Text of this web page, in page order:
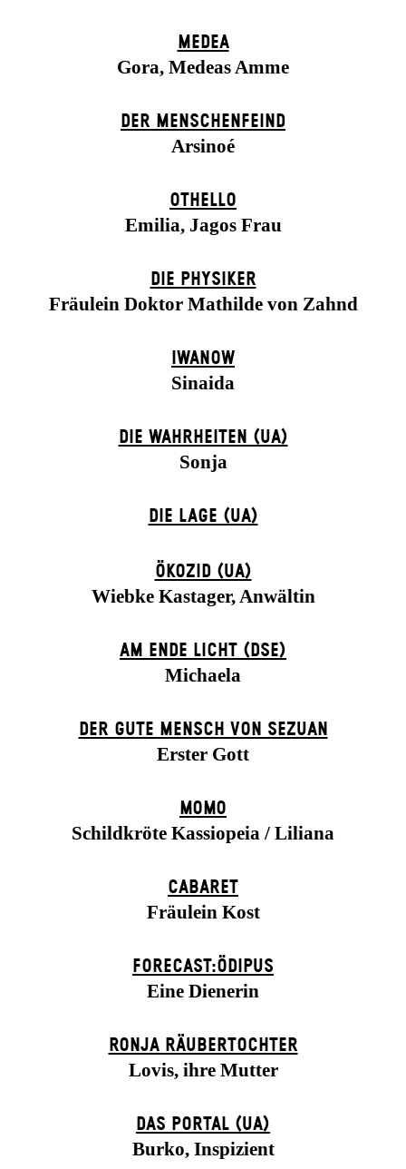
MEDEA
Gora, Medeas Amme
DER MENSCHENFEIND
Arsinoé
OTHELLO
Emilia, Jagos Frau
DIE PHYSIKER
Fräulein Doktor Mathilde von Zahnd
IWANOW
Sinaida
DIE WAHRHEITEN (UA)
Sonja
DIE LAGE (UA)
ÖKOZID (UA)
Wiebke Kastager, Anwältin
AM ENDE LICHT (DSE)
Michaela
DER GUTE MENSCH VON SEZUAN
Erster Gott
MOMO
Schildkröte Kassiopeia / Liliana
CABARET
Fräulein Kost
FORECAST:ÖDIPUS
Eine Dienerin
RONJA RÄUBER­TOCHTER
Lovis, ihre Mutter
DAS POR­TAL (UA)
Burko, Inspizient